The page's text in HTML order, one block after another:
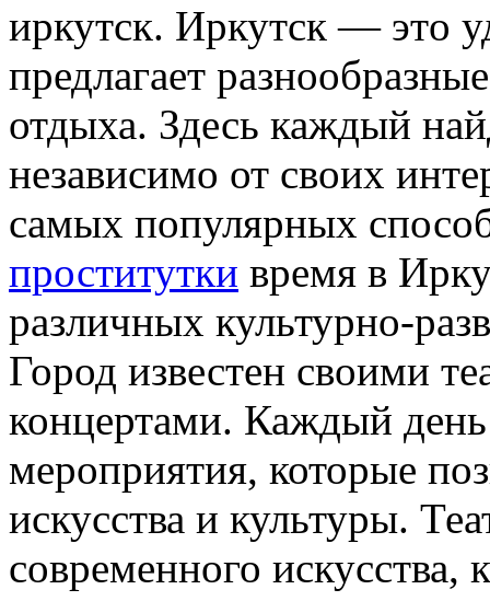
иркутск. Иркутск — этo
предлагает
отдыха. Здесь каждый
независимо от своих
самых популярных
проститутки время в
различных культурно-
Город известен своими
концертами. Каждый день
мероприятия, которые
искусства и культуры.
современного искусства,